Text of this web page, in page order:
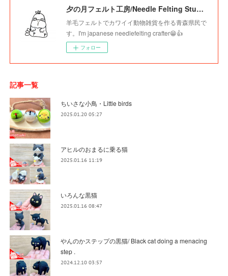
夕の月フェルト工房/Needle Felting Studio Younotsuki
羊毛フェルトでカワイイ動物雑貨を作る青森県民で
す。I'm japanese needlefelting crafter😁👍
フォロー
記事一覧
ちいさな小鳥・Little birds
2025.01.20 05:27
アヒルのおまるに乗る猫
2025.01.16 11:19
いろんな黒猫
2025.01.16 08:47
やんのかステップの黒猫/ Black cat doing a menacing
step .
2024.12.10 03:57